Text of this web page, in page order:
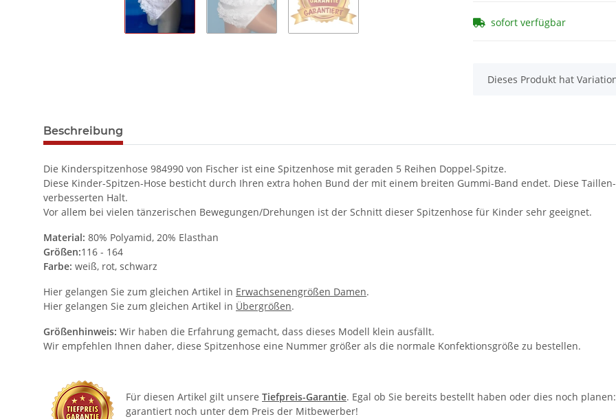
sofort verfügbar
x
Dieses Produkt hat
Beschreibung
Die Kinderspitzenhose 984990 von Fischer ist eine Spitzenhose mit geraden 5 Reihen Doppel-Spitze.
Diese Kinder-Spitzen-Hose besticht durch Ihren extra hohen Bund der mit einem breiten Gummi-Band endet. Diese
verbesserten Halt.
Vor allem bei vielen tänzerischen Bewegungen/Drehungen ist der Schnitt dieser Spitzenhose für Kinder sehr geeignet.
Material: 80% Polyamid, 20% Elasthan
Größen:116 - 164
Farbe: weiß, rot, schwarz
Hier gelangen Sie zum gleichen Artikel in Erwachsenengrößen Damen.
Hier gelangen Sie zum gleichen Artikel in Übergrößen.
Größenhinweis: Wir haben die Erfahrung gemacht, dass dieses Modell klein ausfällt.
Wir empfehlen Ihnen daher, diese Spitzenhose eine Nummer größer als die normale Konfektionsgröße zu bestellen.
Für diesen Artikel gilt unsere Tiefpreis-Garantie. Egal ob Sie bereits bestellt haben oder dies noch
garantiert noch unter dem Preis der Mitbewerber!